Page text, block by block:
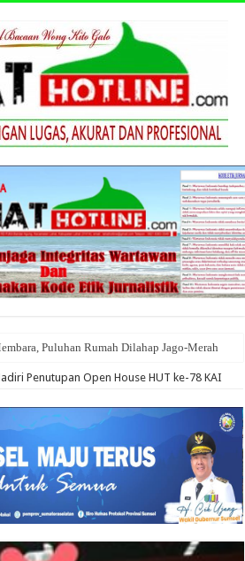
Puluhan Rumah Dilahap Jago-Merah
Penutupan Open House HUT ke-78 KAI